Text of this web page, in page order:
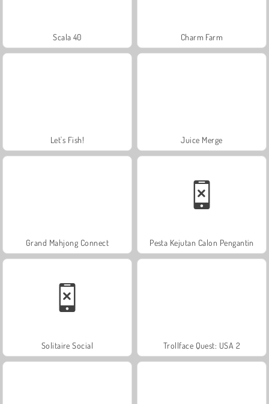
Scala 40 Charm Farm
Let's Fish! Juice Merge
Grand Mahjong Connect Pesta Kejutan Calon Pengantin
Solitaire Social Trollface Quest: USA 2